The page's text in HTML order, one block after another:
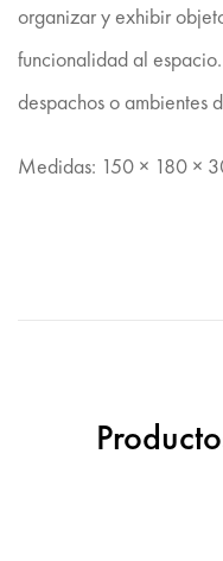
organizar y exhibir
funcionalidad al
despachos o ambientes
Medidas: 150 × 180 ×